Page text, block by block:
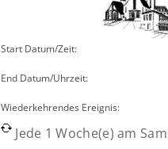
Start Datum/Zeit:
End Datum/Uhrzeit:
Wiederkehrendes Ereignis:
Jede 1 Woche(e) am